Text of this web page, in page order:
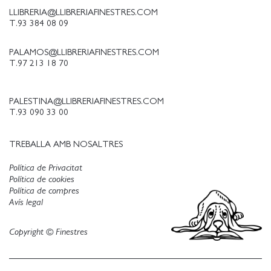
LLIBRERIA@LLIBRERIAFINESTRES.COM
T.93 384 08 09
PALAMOS@LLIBRERIAFINESTRES.COM
T.97 213 18 70
PALESTINA@LLIBRERIAFINESTRES.COM
T.93 090 33 00
TREBALLA AMB NOSALTRES
Política de Privacitat
Política de cookies
Avís legal
Política de compres
Copyright © Finestres